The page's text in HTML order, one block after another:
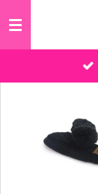
Ga
de